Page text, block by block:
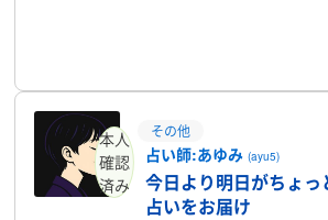
本人
確認
済み
その他
占い師:あゆみ(ayu5)
今日より明日がちょっ
占いをお届け